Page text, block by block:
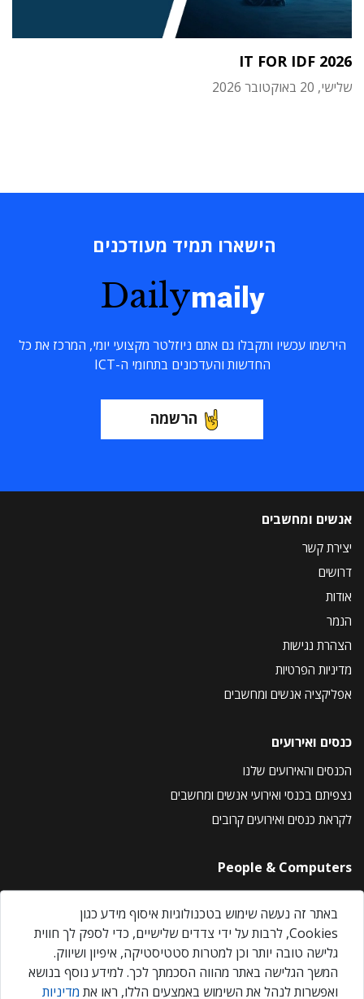
IT FOR IDF 2026
שלישי, 20 באוקטובר 2026
הישארו תמיד מעודכנים
Dailymaily
הירשמו עכשיו ותקבלו גם אתם ניוזלטר מקצועי יומי, המרכז את כל
החדשות והעדכונים בתחומי ה-ICT
הרשמה
אנשים ומחשבים
יצירת קשר
דרושים
אודות
הנמר
הצהרת נגישות
מדיניות הפרטיות
אפליקציה אנשים ומחשבים
כנסים ואירועים
הכנסים והאירועים שלנו
נצפיתם בכנסי ואירועי אנשים ומחשבים
לקראת כנסים ואירועים קרובים
People & Computers
About Us
Privacy Policy
Contact Us
Our Events
באתר זה נעשה שימוש בטכנולוגיות איסוף מידע כגון
Cookies, לרבות על ידי צדדים שלישיים, כדי לספק לך חווית
גלישה טובה יותר וכן למטרות סטטיסטיקה, איפיון ושיווק.
המשך הגלישה באתר מהווה הסכמתך לכך. למידע נוסף בנושא
ואפשרות לנהל את השימוש באמצעים הללו, ראו את מדיניות